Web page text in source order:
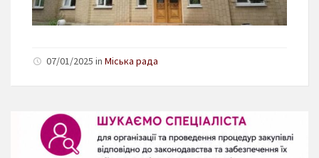
07/01/2025 in Міська рада